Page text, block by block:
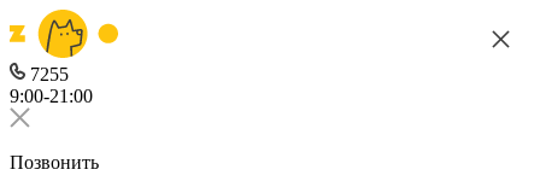
7255
9:00-21:00
Позвонить